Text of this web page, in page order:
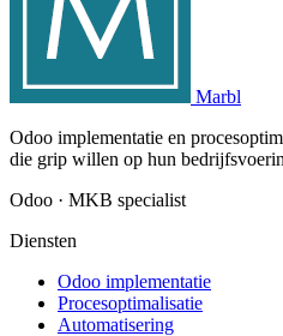
Marbl
Odoo implementatie en
die grip willen op hun
Odoo · MKB specialist
Diensten
Odoo implementatie
Procesoptimalisatie
Automatisering